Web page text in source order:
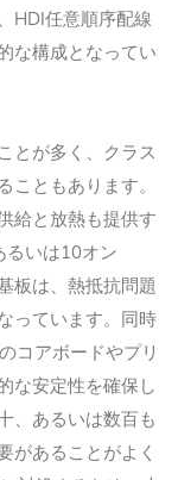
HDI任意順序配線
な構成となってい
とが多く、クラス
ともあります。
給と放熱も提供す
るいは10オン
板は、熱抵抗問題
っています。同時
コアボードやプリ
な安定性を確保し
、あるいは数百も
があることがよく